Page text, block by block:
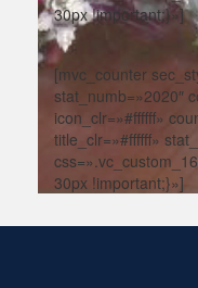
30px !important;}»]
[mvc_counter
stat_numb=»2020″
icon_clr=»#ffffff»
title_clr=»#ffffff»
30px !important;}»]